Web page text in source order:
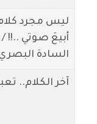
ليس مجرد
أبيعَ صوتي ..!! /
السادة
آخر الكلام..